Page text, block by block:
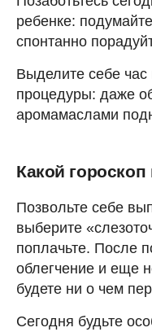
ребенке:
спонтанно
Выделите себе
процедуры: даже
аромамаслами
Какой
Позвольте себе
выберите
поплачьте. После
облегчение и еще
будете ни о чем
Сегодня будьте